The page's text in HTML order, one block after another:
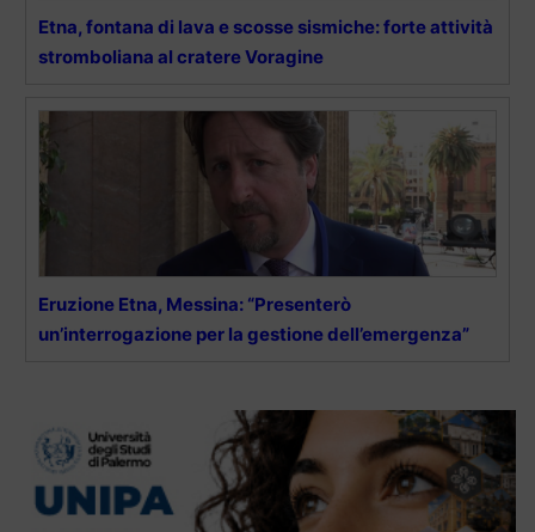
Etna, fontana di lava e scosse sismiche: forte attività
stromboliana al cratere Voragine
Eruzione Etna, Messina: “Presenterò
un’interrogazione per la gestione dell’emergenza”